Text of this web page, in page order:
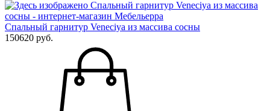
Спальный гарнитур Veneciya из массива сосны
150620 руб.